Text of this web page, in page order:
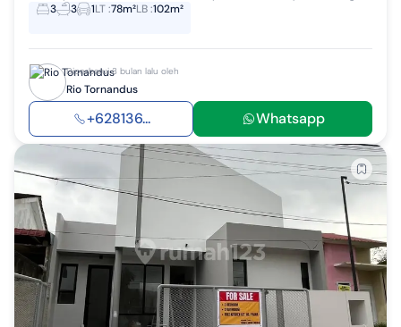
3
3 1LT:78m²LB:102m²
Diperbarui 3 bulan lalu oleh
Rio Tornandus
+628136... Whatsapp